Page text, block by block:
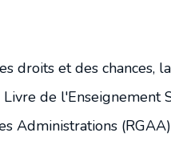
et des chances,
de l'Enseignement
Administrations